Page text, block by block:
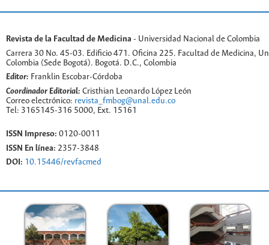
Revista de la Facultad de Medicina - Universidad Nacional de Colombia
Carrera 30 No. 45-03. Edificio 471. Oficina 225. Facultad de Medicina,
Colombia (Sede Bogotá). Bogotá. D.C., Colombia
Editor: Franklin Escobar-Córdoba
Coordinador Editorial: Cristhian Leonardo López León
Correo electrónico: revista_fmbog@unal.edu.co
Tel: 3165145-316 5000, Ext. 15161
ISSN Impreso: 0120-0011
ISSN En línea: 2357-3848
DOI: 10.15446/revfacmed